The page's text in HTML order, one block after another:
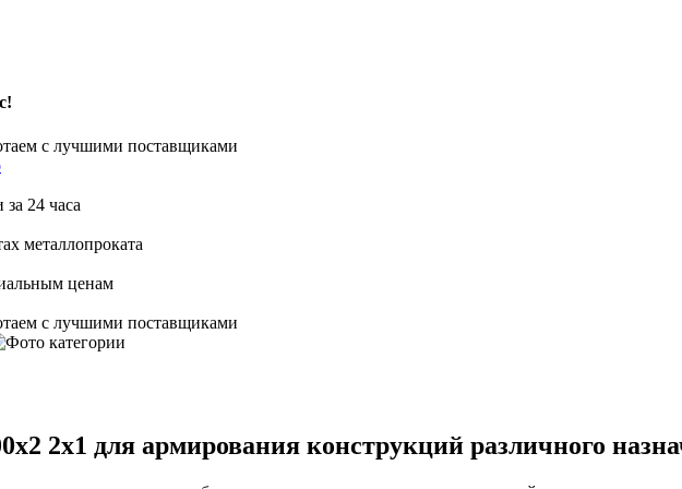
с лучшими поставщиками
24 часа
металлопроката
ценам
с лучшими поставщиками
2х1 для армирования конструкций различного